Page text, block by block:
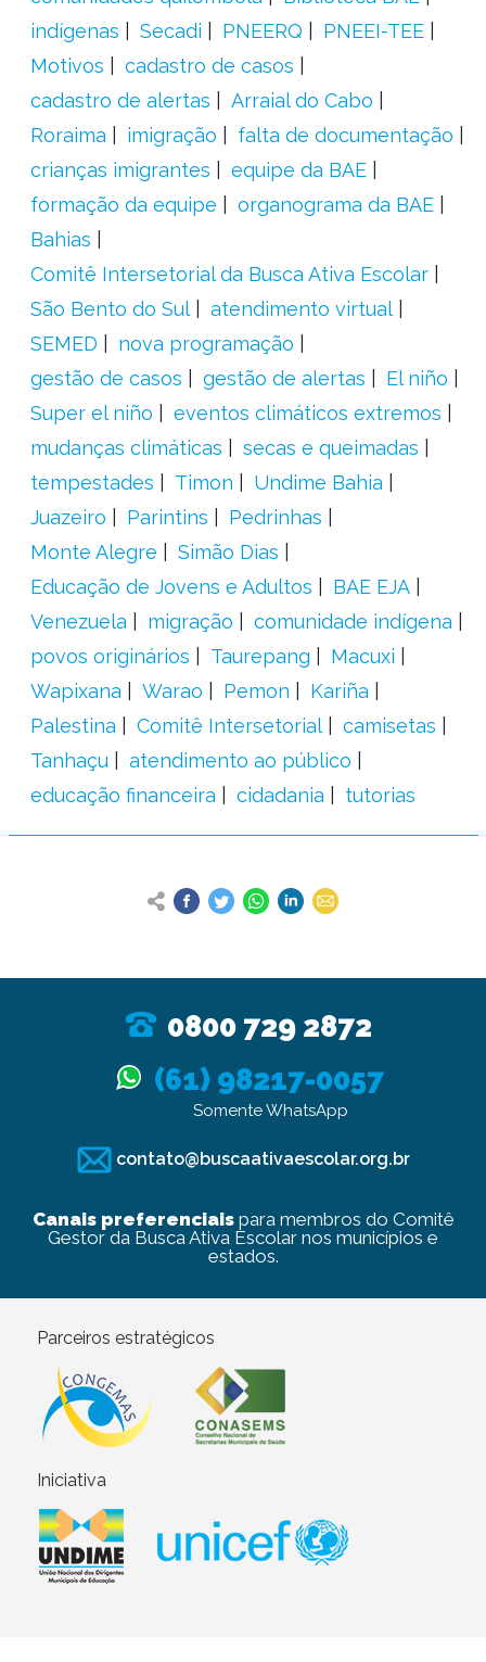
indígenas
Secadi PNEERQ
PNEEI-TEE
Motivos
cadastro de casos
cadastro de alertas
Arraial do Cabo
Roraima
imigração
falta de documentação
crianças imigrantes
equipe da BAE
formação da equipe
organograma da BAE
Bahias
Comitê Intersetorial da Busca Ativa Escolar
São Bento do Sul
atendimento virtual
SEMED
nova programação
gestão de casos
gestão de alertas
El niño
Super el niño
eventos climáticos extremos
mudanças climáticas
secas e queimadas
tempestades
Timon
Undime Bahia
Juazeiro
Parintins
Pedrinhas
Monte Alegre
Simão Dias
Educação de Jovens e Adultos
BAE EJA
Venezuela
migração
comunidade indígena
povos originários
Taurepang
Macuxi
Wapixana
Warao Pemon
Kariña
Palestina
Comitê Intersetorial
camisetas
Tanhaçu
atendimento ao público
educação financeira
cidadania tutorias
0800 729 2872
(61) 98217-0057
Somente WhatsApp
contato@buscaativaescolar.org.br
Canais preferenciaispara membros do Comitê
Gestor da Busca Ativa Escolar nos municípios e
estados.
Parceiros estratégicos
Iniciativa